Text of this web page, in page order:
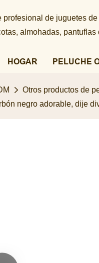
profesional de juguetes
almohadas,
HOGAR PELUCHE
Otros productos de
negro adorable, dije